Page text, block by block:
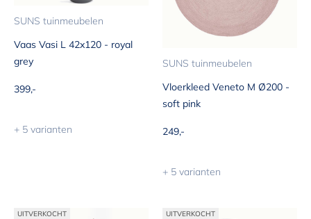
SUNS tuinmeubelen
Vaas Vasi L 42x120 - royal
grey
Aanbiedingsprijs
399,-
+ 5 varianten
SUNS tuinmeubelen
Vloerkleed Veneto M Ø200 -
soft pink
Aanbiedingsprijs
249,-
+ 5 varianten
UITVERKOCHT UITVERKOCHT